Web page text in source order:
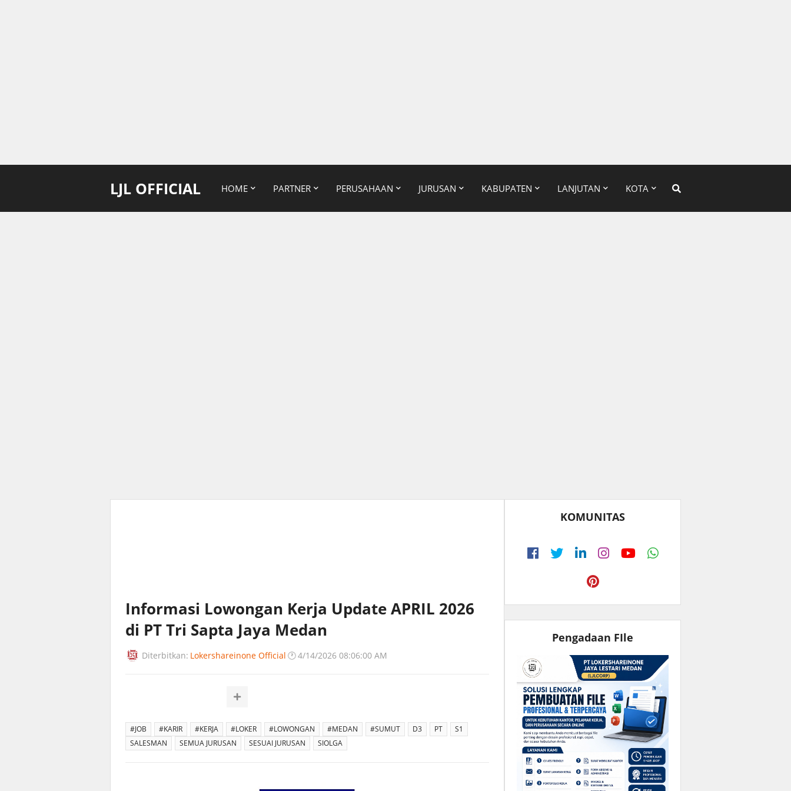
LJL OFFICIAL HOME PARTNER PERUSAHAAN JURUSAN KABUPATEN LANJUTAN KOTA
Informasi Lowongan Kerja Update APRIL 2026
di PT Tri Sapta Jaya Medan
Diterbitkan: Lokershareinone Official 🕐4/14/2026 08:06:00 AM
#JOB #KARIR #KERJA #LOKER #LOWONGAN #MEDAN #SUMUT D3 PT
S1
SALESMAN
SEMUA JURUSAN SESUAI JURUSAN SIOLGA
KOMUNITAS
Pengadaan FIle